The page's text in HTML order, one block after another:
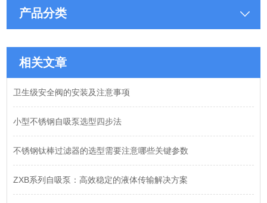
产品分类
相关文章
卫生级安全阀的安装及注意事项
小型不锈钢自吸泵选型四步法
不锈钢钛棒过滤器的选型需要注意哪些关键参数
ZXB系列自吸泵：高效稳定的液体传输解决方案